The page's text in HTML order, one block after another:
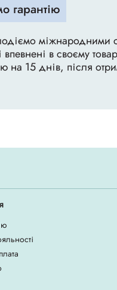
гарантію
міжнародними
впевнені в своєму
на 15 днів, після